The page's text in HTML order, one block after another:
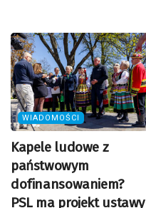
WIADOMOŚCI
Kapele ludowe z
państwowym
dofinansowaniem?
PSL ma projekt ustawy